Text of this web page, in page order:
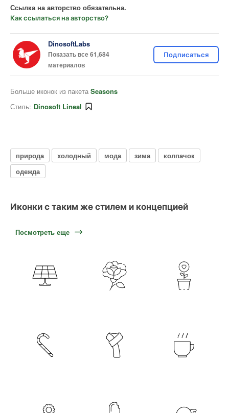
Ссылка на авторство обязательна.
Как ссылаться на авторство?
DinosoftLabs
Показать все 61,684
материалов
Подписаться
Больше иконок из пакета Seasons
Стиль: Dinosoft Lineal
природа холодный мода зима
колпачок
одежда
Иконки с таким же стилем и концепцией
Посмотреть еще